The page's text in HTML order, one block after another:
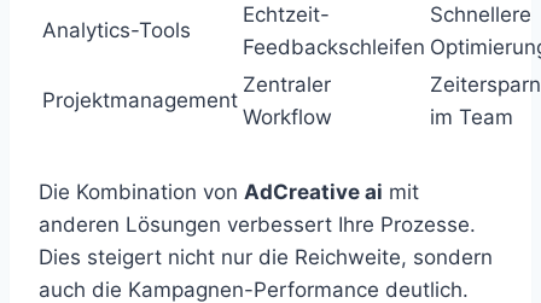
Analytics-Tools
Echtzeit-
Feedbackschleifen
Schnellere
Projektmanagement
Zentraler
Workflow
im Team
Die Kombination von AdCreative ai mit
anderen Lösungen verbessert Ihre Prozesse.
Dies steigert nicht nur die Reichweite, sondern
auch die Kampagnen-Performance deutlich.